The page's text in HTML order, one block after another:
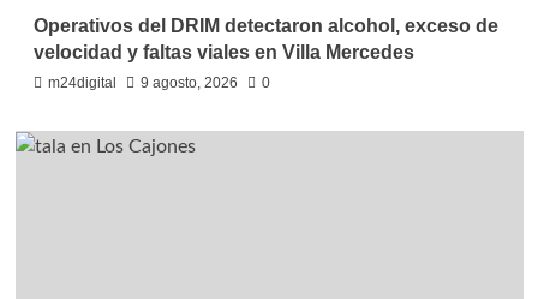
Operativos del DRIM detectaron alcohol, exceso de
velocidad y faltas viales en Villa Mercedes
m24digital 9 agosto, 2026 0